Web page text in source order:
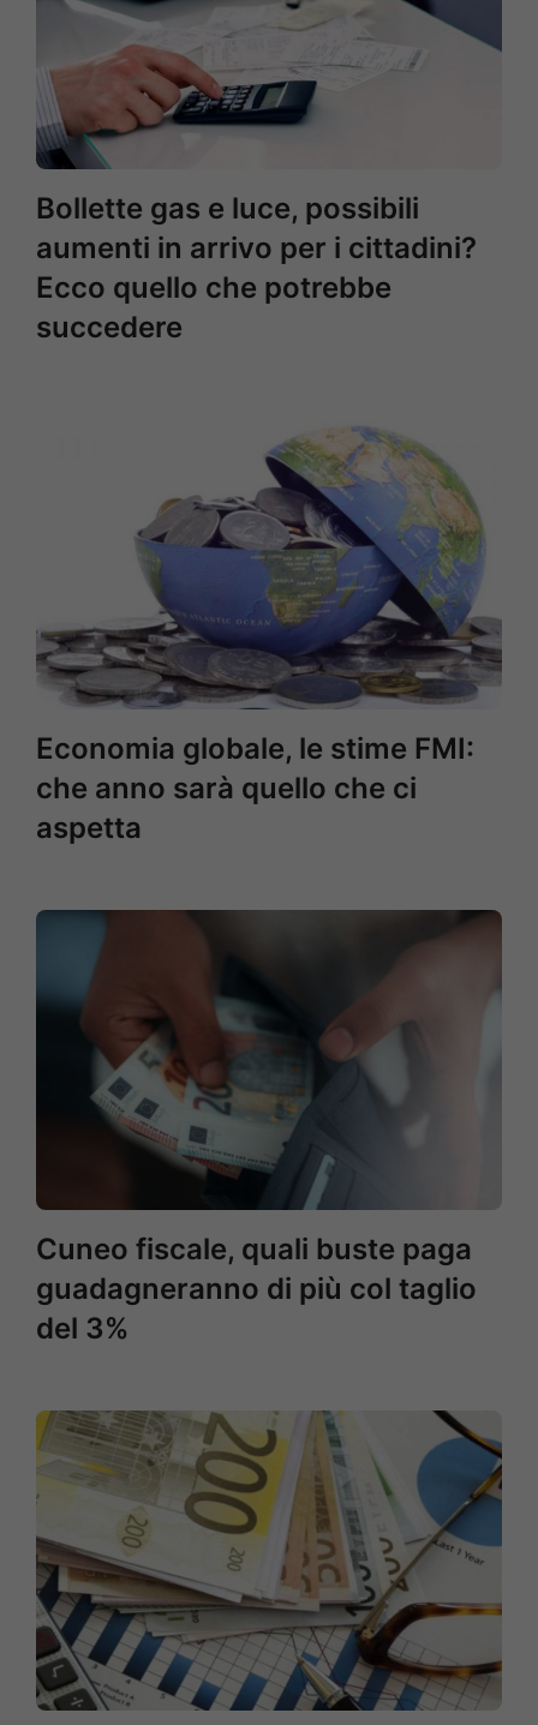
Bollette gas e luce, possibili
aumenti in arrivo per i cittadini?
Ecco quello che potrebbe
succedere
Economia globale, le stime FMI:
che anno sarà quello che ci
aspetta
Cuneo fiscale, quali buste paga
guadagneranno di più col taglio
del 3%